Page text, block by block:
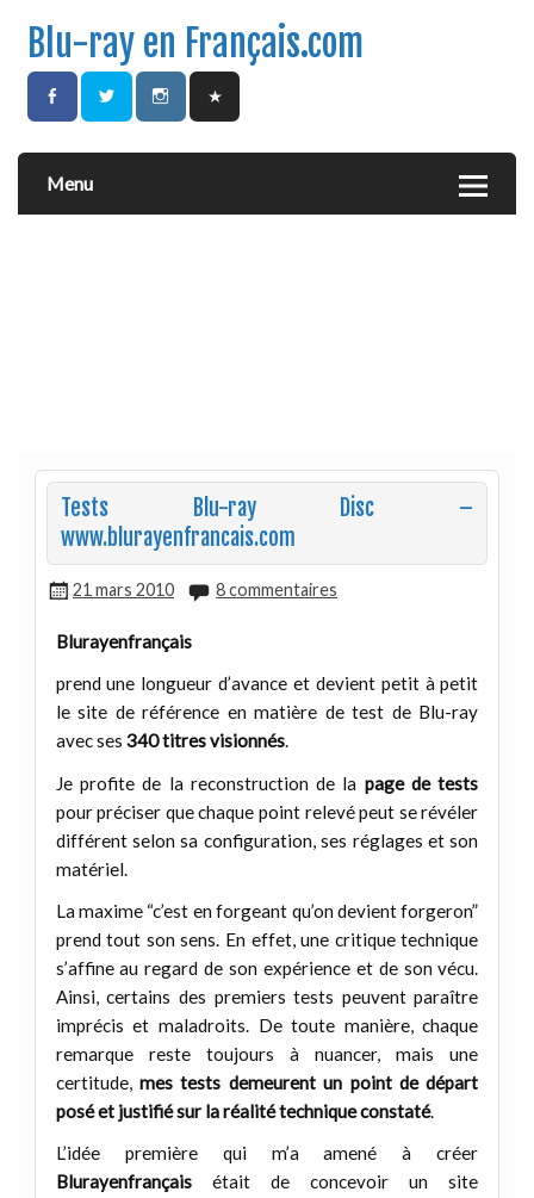
Blu-ray en Français.com
Menu
Tests Blu-ray Disc –
www.blurayenfrancais.com
21 mars 2010 8 commentaires
Blurayenfrançais
prend une longueur d’avance et devient petit à petit
le site de référence en matière de test de Blu-ray
avec ses 340 titres visionnés.
Je profite de la reconstruction de la page de tests
pour préciser que chaque point relevé peut se révéler
différent selon sa configuration, ses réglages et son
matériel.
La maxime “c’est en forgeant qu’on devient forgeron”
prend tout son sens. En effet, une critique technique
s’affine au regard de son expérience et de son vécu.
Ainsi, certains des premiers tests peuvent paraître
imprécis et maladroits. De toute manière, chaque
remarque reste toujours à nuancer, mais une
certitude, mes tests demeurent un point de départ
posé et justifié sur la réalité technique constaté.
L’idée première qui m’a amené à créer
Blurayenfrançaisétait de concevoir un site